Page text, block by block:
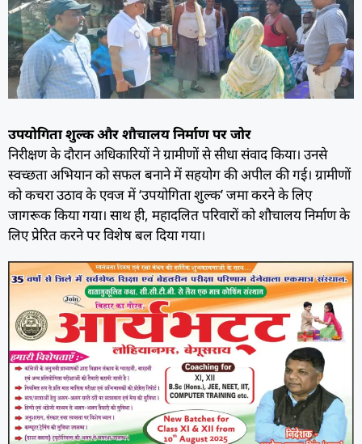
उपयोगिता शुल्क और शौचालय निर्माण पर जोर
निरीक्षण के दौरान अधिकारियों ने ग्रामीणों से सीधा संवाद किया। उनसे
स्वच्छता अभियान को सफल बनाने में सहयोग की अपील की गई। ग्रामीणों
को कचरा उठाव के एवज में ‘उपयोगिता शुल्क’ जमा करने के लिए
जागरूक किया गया। साथ ही, महादलित परिवारों को शौचालय निर्माण के
लिए प्रेरित करने पर विशेष बल दिया गया।